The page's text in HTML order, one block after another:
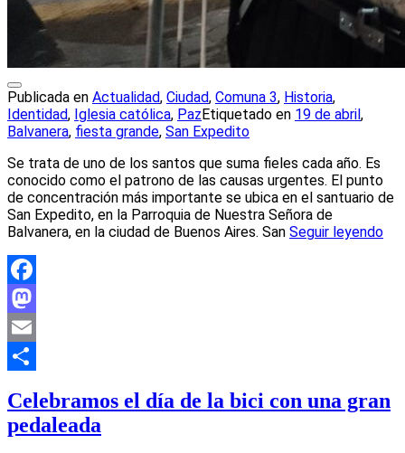
Publicada en Actualidad, Ciudad, Comuna 3, Historia,
Identidad, Iglesia católica, PazEtiquetado en 19 de abril,
Balvanera, fiesta grande, San Expedito
Se trata de uno de los santos que suma fieles cada año. Es
conocido como el patrono de las causas urgentes. El punto
de concentración más importante se ubica en el santuario de
San Expedito, en la Parroquia de Nuestra Señora de
Balvanera, en la ciudad de Buenos Aires. San Seguir leyendo
Facebook
Mastodon
Email
Celebramos el día de la bici con una gran
pedaleada